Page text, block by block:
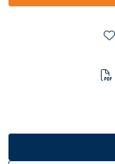
Ryggsprøyte